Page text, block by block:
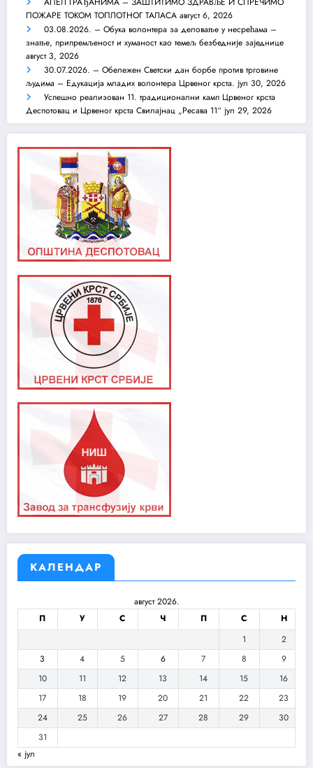
ПОЖАРЕ ТОКОМ ТОПЛОТНОГ ТАЛАСА август 6, 2026
03.08.2026. – Обука волонтера за деловање у несрећама –
знање, припремљеност и хуманост као темељ безбедније заједнице
август 3, 2026
30.07.2026. – Обележен Светски дан борбе против трговине
људима – Едукација младих волонтера Црвеног крста. јул 30, 2026
Успешно реализован 11. традиционални камп Црвеног крста
Деспотовац и Црвеног крста Свилајнац „Ресава 11“ јул 29, 2026
КАЛЕНДАР
август 2026.
П
У С Ч П С
Н
1
2
3
4 5 6 7 8
9
10
11 12 13 14 15
16
17
18 19 20 21 22
23
24
25 26 27 28 29
30
31
« јул